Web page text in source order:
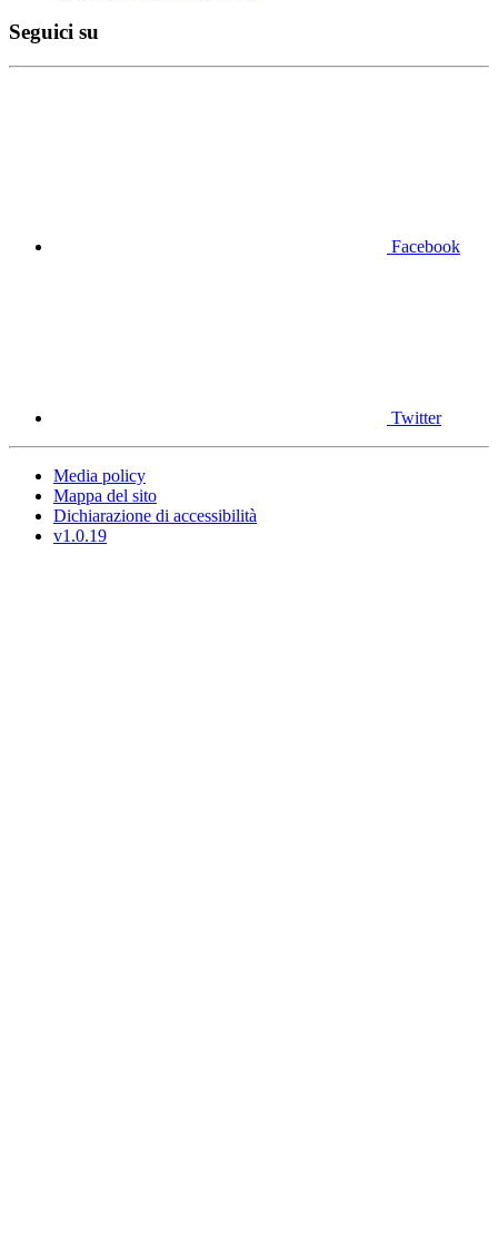
Seguici su
Facebook
Twitter
Media policy
Mappa del sito
Dichiarazione di accessibilità
v1.0.19